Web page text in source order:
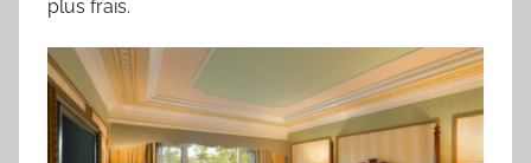
plus frais.